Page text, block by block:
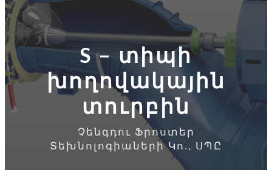
S – տիպի
խողովակային
տուրբին
Չենգդու Ֆրոստեր
Տեխնոլոգիաների Կո., ՍՊԸ